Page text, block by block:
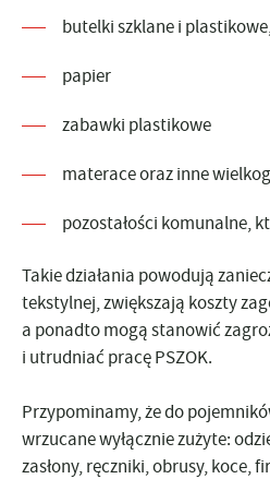
butelki szklane i plastikowe
papier
zabawki plastikowe
materace oraz inne
pozostałości komunalne,
Takie działania powodują
tekstylnej, zwiększają koszty
a ponadto mogą stanowić
i utrudniać pracę PSZOK.
Przypominamy, że do
wrzucane wyłącznie zużyte:
zasłony, ręczniki, obrusy, koce,